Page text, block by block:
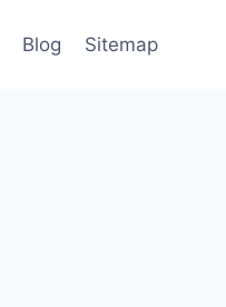
Blog Sitemap